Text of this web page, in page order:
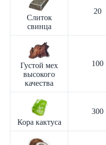
Слиток
свинца
20
Густой мех
высокого
качества
100
Кора кактуса
300